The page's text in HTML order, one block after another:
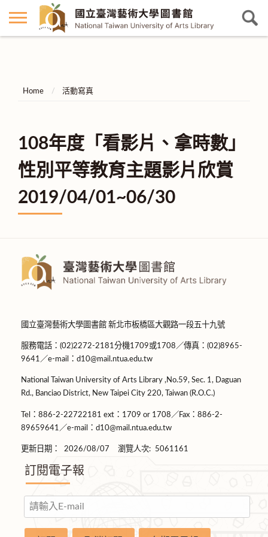
Home 活動寫真
108年度「看影片、拿時數」
性別平等教育主題影片欣賞
2019/04/01~06/30
國立臺灣藝術大學圖書館 新北市板橋區大觀路一段五十九號
服務電話：(02)2272-2181分機1709或1708／傳真：(02)8965-
9641／e-mail：d10@mail.ntua.edu.tw
National Taiwan University of Arts Library ,No.59, Sec. 1, Daguan
Rd., Banciao District, New Taipei City 220, Taiwan (R.O.C.)
Tel：886-2-22722181 ext：1709 or 1708／Fax：886-2-
89659641／e-mail：d10@mail.ntua.edu.tw
更新日期： 2026/08/07 瀏覽人次: 5061161
訂閱電子報